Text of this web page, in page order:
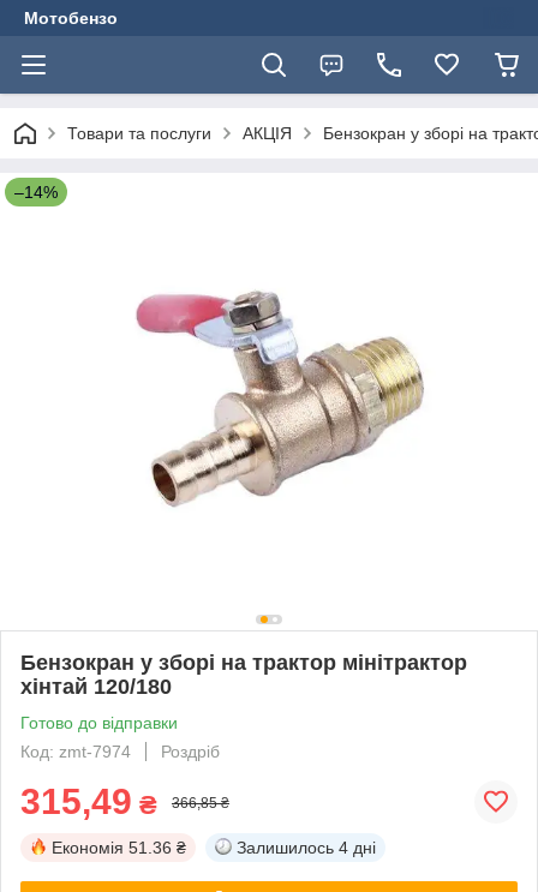
Мотобензо
Товари та послуги АКЦІЯ Бензокран у зборі на
–14%
Бензокран у зборі на трактор мінітрактор
хінтай 120/180
Готово до відправки
Код: zmt-7974
Роздріб
315,49 ₴ 366,85 ₴
Економія 51.36 ₴ Залишилось 4 дні